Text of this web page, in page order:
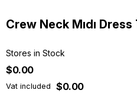
Crew Neck Mıdı Dress
Stores in Stock
$0.00
Vat included $0.00